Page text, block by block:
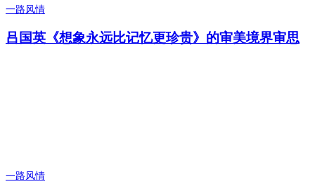
一路风情
吕国英《想象永远比记忆更珍贵》的审美境界审思
一路风情